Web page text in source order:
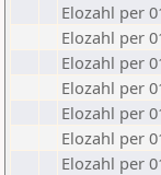
Elozahl per
Elozahl per
Elozahl per
Elozahl per
Elozahl per
Elozahl per
Elozahl per